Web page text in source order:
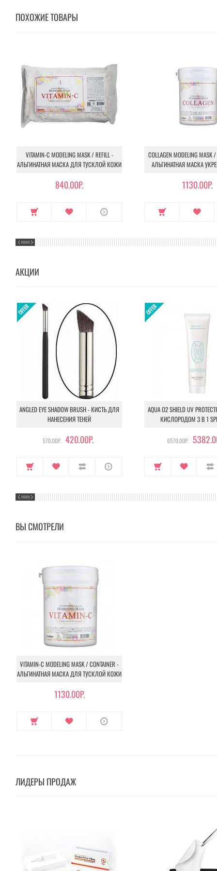
ПОХОЖИЕ ТОВАРЫ
VITAMIN-C MODELING MASK / REFILL -
АЛЬГИНАТНАЯ МАСКА ДЛЯ ТУСКЛОЙ КОЖИ
840.00Р.
COLLAGEN MODELING MASK
АЛЬГИНАТНАЯ МАСКА
1130.00Р.
АКЦИИ
ANGLED EYE SHADOW BRUSH - КИСТЬ ДЛЯ
НАНЕСЕНИЯ ТЕНЕЙ
570.00Р. 420.00Р.
AQUA O2 SHIELD UV
КИСЛОРОДОМ 3 В 1
6570.00Р.
ВЫ СМОТРЕЛИ
VITAMIN-C MODELING MASK / CONTAINER -
АЛЬГИНАТНАЯ МАСКА ДЛЯ ТУСКЛОЙ КОЖИ
1130.00Р.
ЛИДЕРЫ ПРОДАЖ